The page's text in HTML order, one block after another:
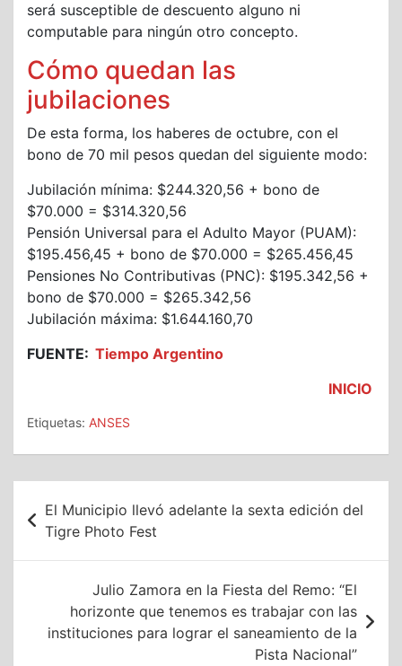
será susceptible de descuento alguno ni
computable para ningún otro concepto.
Cómo quedan las
jubilaciones
De esta forma, los haberes de octubre, con el
bono de 70 mil pesos quedan del siguiente modo:
Jubilación mínima: $244.320,56 + bono de
$70.000 = $314.320,56
Pensión Universal para el Adulto Mayor (PUAM):
$195.456,45 + bono de $70.000 = $265.456,45
Pensiones No Contributivas (PNC): $195.342,56 +
bono de $70.000 = $265.342,56
Jubilación máxima: $1.644.160,70
FUENTE: Tiempo Argentino
INICIO
Etiquetas: ANSES
Navegación
de
entradas
El Municipio llevó adelante la sexta edición del
Tigre Photo Fest
Julio Zamora en la Fiesta del Remo: “El
horizonte que tenemos es trabajar con las
instituciones para lograr el saneamiento de la
Pista Nacional”